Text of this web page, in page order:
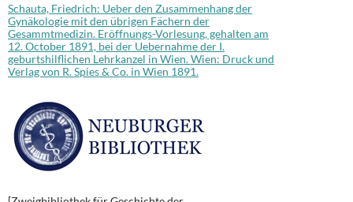
Schauta, Friedrich: Ueber den Zusammenhang der
Gynäkologie mit den übrigen Fächern der
Gesammtmedizin. Eröffnungs-Vorlesung, gehalten am
12. October 1891, bei der Uebernahme der I.
geburtshilflichen Lehrkanzel in Wien. Wien: Druck und
Verlag von R. Spies & Co. in Wien 1891.